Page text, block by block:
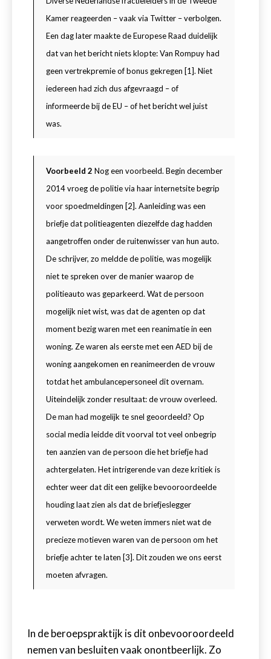
Kamer reageerden – vaak via Twitter – verbolgen.
Een dag later maakte de Europese Raad duidelijk
dat van het bericht niets klopte: Van Rompuy had
geen vertrekpremie of bonus gekregen [1]. Niet
iedereen had zich dus afgevraagd – of
informeerde bij de EU – of het bericht wel juist
was.
Voorbeeld 2 Nog een voorbeeld. Begin december
2014 vroeg de politie via haar internetsite begrip
voor spoedmeldingen [2]. Aanleiding was een
briefje dat politieagenten diezelfde dag hadden
aangetroffen onder de ruitenwisser van hun auto.
De schrijver, zo meldde de politie, was mogelijk
niet te spreken over de manier waarop de
politieauto was geparkeerd. Wat de persoon
mogelijk niet wist, was dat de agenten op dat
moment bezig waren met een reanimatie in een
woning. Ze waren als eerste met een AED bij de
woning aangekomen en reanimeerden de vrouw
totdat het ambulancepersoneel dit overnam.
Uiteindelijk zonder resultaat: de vrouw overleed.
De man had mogelijk te snel geoordeeld? Op
social media leidde dit voorval tot veel onbegrip
ten aanzien van de persoon die het briefje had
achtergelaten. Het intrigerende van deze kritiek is
echter weer dat dit een gelijke bevooroordeelde
houding laat zien als dat de briefjeslegger
verweten wordt. We weten immers niet wat de
precieze motieven waren van de persoon om het
briefje achter te laten [3]. Dit zouden we ons eerst
moeten afvragen.
In de beroepspraktijk is dit onbevooroordeeld
nemen van besluiten vaak onontbeerlijk. Zo